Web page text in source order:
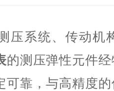
压系统、传动机
的测压弹性元件
可靠，与高精度